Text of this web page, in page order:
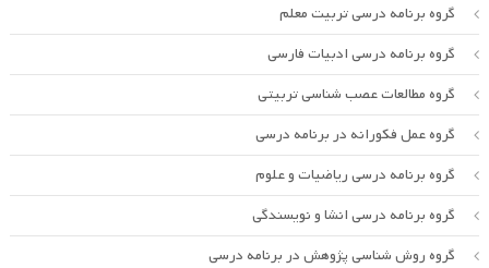
گروه برنامه درسی تربیت معلم
گروه برنامه درسی ادبیات فارسی
گروه مطالعات عصب شناسی تربیتی
گروه عمل فکورانه در برنامه درسی
گروه برنامه درسی ریاضیات و علوم
گروه برنامه درسی انشا و نویسندگی
گروه روش شناسی پژوهش در برنامه درسی